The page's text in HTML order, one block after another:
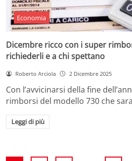
Economia
Dicembre ricco con i super
richiederli e a chi spettano
Roberto Arciola 2 Dicembre 2025
Con l’avvicinarsi della fine
rimborsi del modello 730 che
Leggi di più